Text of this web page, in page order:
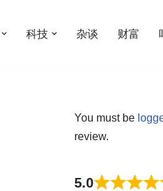
科技 杂谈 财富
You must be
review.
5.0